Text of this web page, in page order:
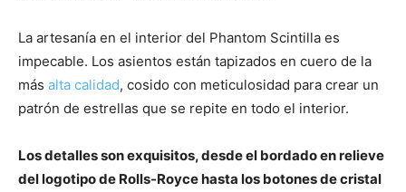
La artesanía en el interior del Phantom Scintilla es
impecable. Los asientos están tapizados en cuero de la
más alta calidad, cosido con meticulosidad para crear un
patrón de estrellas que se repite en todo el interior.
Los detalles son exquisitos, desde el bordado en relieve
del logotipo de Rolls-Royce hasta los botones de cristal